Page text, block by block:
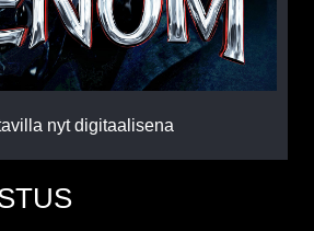
nyt digitaalisena